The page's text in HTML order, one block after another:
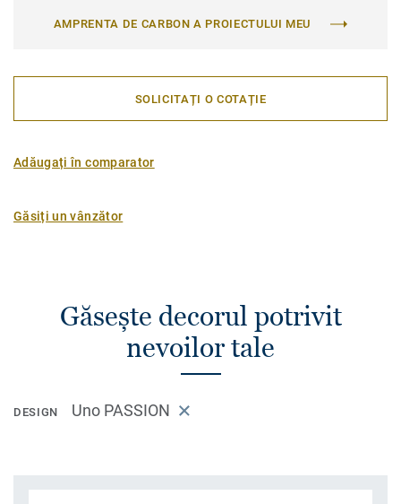
AMPRENTA DE CARBON A PROIECTULUI MEU
SOLICITAȚI O COTAȚIE
Adăugați în comparator
Găsiți un vânzător
Găsește decorul potrivit
nevoilor tale
DESIGN Uno PASSION